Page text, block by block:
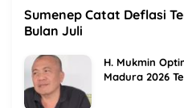
Sumenep Catat Deflasi
Bulan Juli
H. Mukmin
Madura 2026